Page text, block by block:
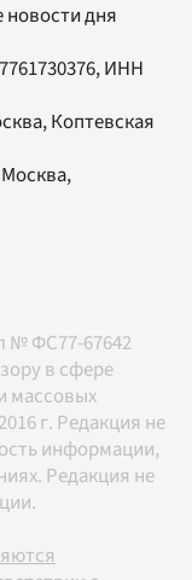
новости дня
ИНН
Коптевская
Москва,
№ ФС77-67642
в сфере
массовых
г. Редакция не
информации,
Редакция не